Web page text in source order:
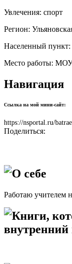
Увлечения: спорт
Регион:
Населенный пункт:
Место работы: МОУ
Навигация
Ссылка на мой мини-сайт:
https://nsportal.ru/
Поделиться:
О себе
Работаю учителем
Книги,